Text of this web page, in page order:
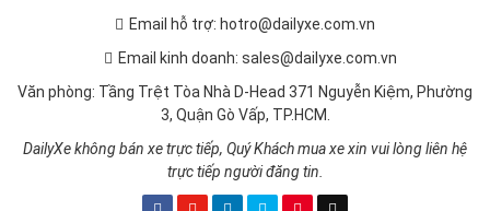
Email hỗ trợ: hotro@dailyxe.com.vn
Email kinh doanh: sales@dailyxe.com.vn
Văn phòng: Tầng Trệt Tòa Nhà D-Head 371 Nguyễn Kiệm, Phường
3, Quận Gò Vấp, TP.HCM.
DailyXe không bán xe trực tiếp, Quý Khách mua xe xin vui lòng liên hệ
trực tiếp người đăng tin.